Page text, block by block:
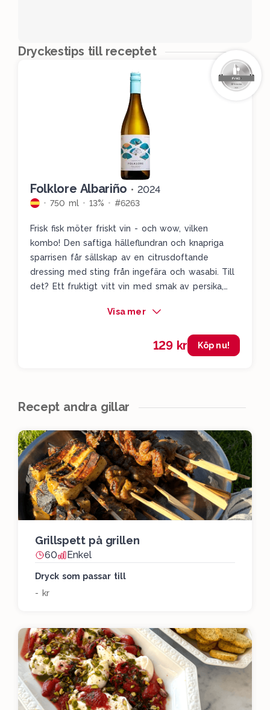
Dryckestips till receptet
Folklore Albariño • 2024
750 ml 13% #6263
Frisk fisk möter friskt vin - och wow, vilken
kombo! Den saftiga hälleflundran och knapriga
sparrisen får sällskap av en citrusdoftande
dressing med sting från ingefära och wasabi. Till
det? Ett fruktigt vitt vin med smak av persika,
ger hela rätten en somrig, krispig känsla. Det här
Visa mer
129 kr Köp nu!
Recept andra gillar
Grillspett på grillen
60 Enkel
Dryck som passar till
- kr